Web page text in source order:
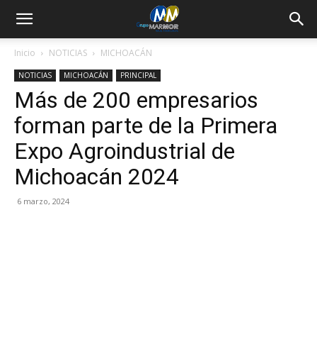
Inicio NOTICIAS MICHOACÁN
NOTICIAS MICHOACÁN PRINCIPAL
Más de 200 empresarios
forman parte de la Primera
Expo Agroindustrial de
Michoacán 2024
6 marzo, 2024